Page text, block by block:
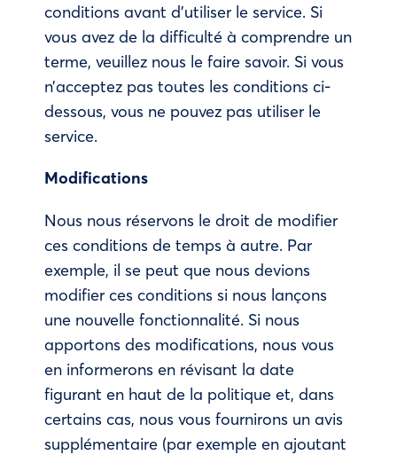
conditions avant d’utiliser le service. Si
vous avez de la difficulté à comprendre un
terme, veuillez nous le faire savoir. Si vous
n’acceptez pas toutes les conditions ci-
dessous, vous ne pouvez pas utiliser le
service.
Modifications
Nous nous réservons le droit de modifier
ces conditions de temps à autre. Par
exemple, il se peut que nous devions
modifier ces conditions si nous lançons
une nouvelle fonctionnalité. Si nous
apportons des modifications, nous vous
en informerons en révisant la date
figurant en haut de la politique et, dans
certains cas, nous vous fournirons un avis
supplémentaire (par exemple en ajoutant